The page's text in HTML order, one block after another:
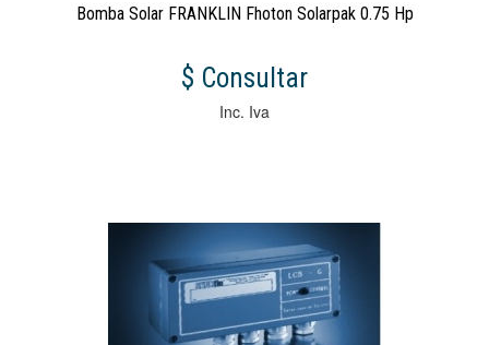
Bomba Solar FRANKLIN Fhoton Solarpak 0.75 Hp
$ Consultar
Inc. Iva